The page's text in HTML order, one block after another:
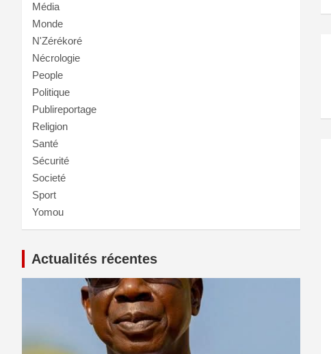
Média
Monde
N'Zérékoré
Nécrologie
People
Politique
Publireportage
Religion
Santé
Sécurité
Societé
Sport
Yomou
Actualités récentes